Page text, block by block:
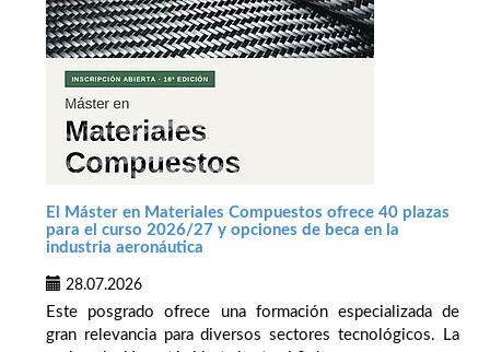
El Máster en Materiales Compuestos ofrece 40 plazas
para el curso 2026/27 y opciones de beca en la
industria aeronáutica
28.07.2026
Este posgrado ofrece una formación especializada de
gran relevancia para diversos sectores tecnológicos. La